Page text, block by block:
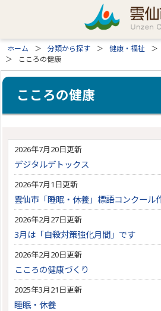
ホーム 分類から探す 健康・福祉
こころの健康
こころの健康
2026年7月20日更新
デジタルデトックス
2026年7月1日更新
雲仙市「睡眠・休養」標語コンクール
2026年2月27日更新
3月は「自殺対策強化月間」です
2026年2月20日更新
こころの健康づくり
2025年3月21日更新
睡眠・休養